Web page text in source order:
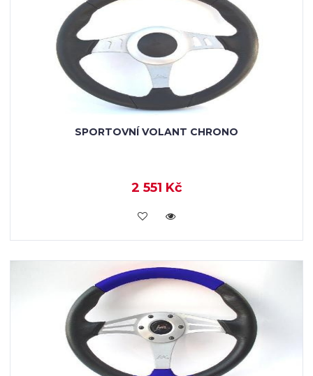
SPORTOVNÍ VOLANT CHRONO
2 551 Kč
VLOŽIT DO KOŠÍKU